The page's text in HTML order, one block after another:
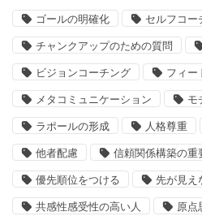
ゴールの明確化 セルフコー
チャンクアップのための質問
ビジョンコーチング フィー
メタコミュニケーション モ
ラポールの形成 人格尊重
他者配慮 信頼関係構築の重
優先順位をつける 先が見え
共感性感受性の高い人 原点